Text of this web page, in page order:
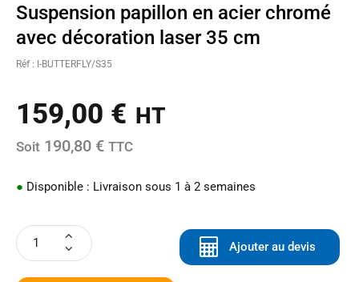
Suspension papillon en acier chromé
avec décoration laser 35 cm
Réf : I-BUTTERFLY/S35
159,00 € HT
Soit 190,80 € TTC
● Disponible : Livraison sous 1 à 2 semaines
Ajouter au devis